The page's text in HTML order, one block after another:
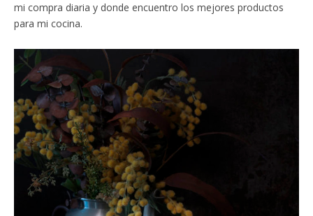
mi compra diaria y donde encuentro los mejores productos
para mi cocina.